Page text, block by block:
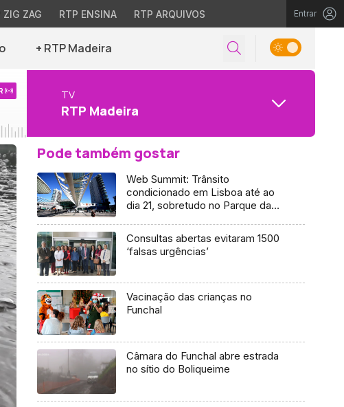
ZIG ZAG RTP ENSINA RTP ARQUIVOS Entrar
+ RTP Madeira
TV
RTP Madeira
Pode também gostar
Web Summit: Trânsito
condicionado em Lisboa até ao
dia 21, sobretudo no Parque das
Consultas abertas evitaram 1500
‘falsas urgências’
Vacinação das crianças no
Funchal
Câmara do Funchal abre estrada
no sítio do Boliqueime